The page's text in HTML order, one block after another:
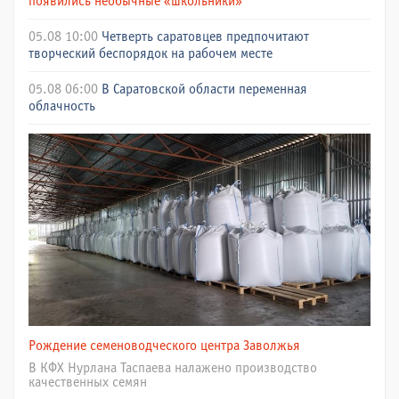
05.08 10:00 Четверть саратовцев предпочитают
творческий беспорядок на рабочем месте
05.08 06:00 В Саратовской области переменная
облачность
Рождение семеноводческого центра Заволжья
В КФХ Нурлана Таспаева налажено производство
качественных семян